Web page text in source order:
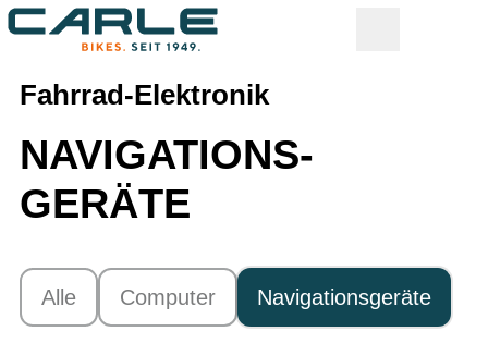
Fahrrad-Elektronik
NAVIGATIONS­
GERÄTE
Alle Computer Navigationsgeräte